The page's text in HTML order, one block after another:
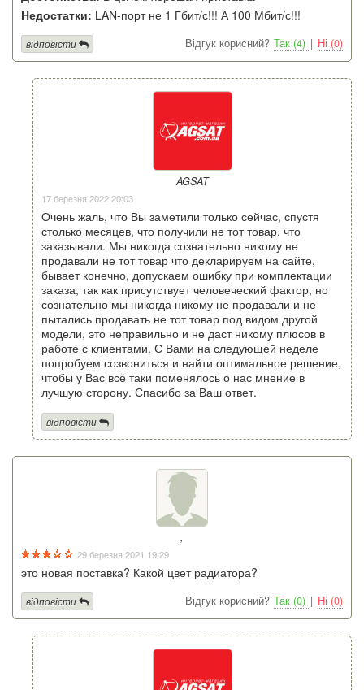
Недостатки: LAN-порт не 1 Гбит/с!!! А 100 Мбит/с!!!
Відгук корисний? Так (4) | Ні (0)
відповісти
AGSAT
17 березня 2022 20:03
Очень жаль, что Вы заметили только сейчас, спустя
столько месяцев, что получили не тот товар, что
заказывали. Мы никогда сознательно никому не
продавали не тот товар что декларируем на сайте,
бывает конечно, допускаем ошибку при комплектации
заказа, так как присутствует человеческий фактор, но
сознательно мы никогда никому не продавали и не
пытались продавать не тот товар под видом другой
модели, это неправильно и не даст никому плюсов в
работе с клиентами. С Вами на следующей неделе
попробуем созвониться и найти оптимальное решение,
чтобы у Вас всё таки поменялось о нас мнение в
лучшую сторону. Спасибо за Ваш ответ.
відповісти
,
29 березня 2021 19:29
это новая поставка? Какой цвет радиатора?
Відгук корисний? Так (0) | Ні (0)
відповісти